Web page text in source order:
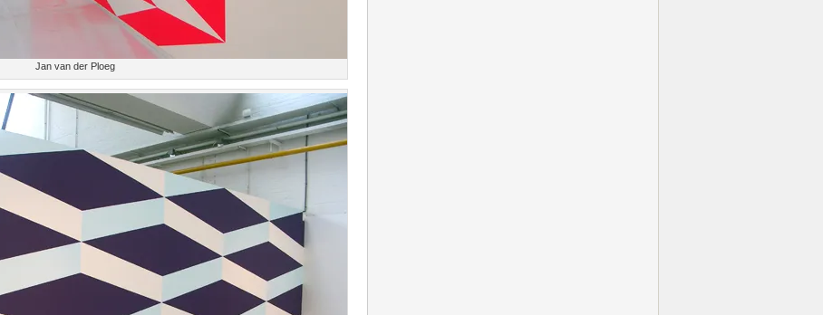
Jan van der Ploeg